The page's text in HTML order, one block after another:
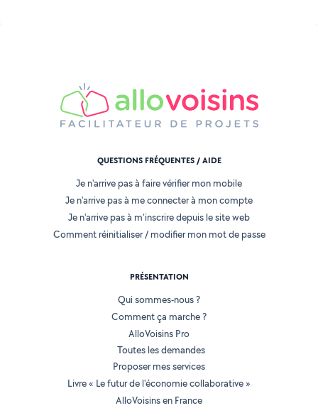
QUESTIONS FRÉQUENTES / AIDE
Je n'arrive pas à faire vérifier mon mobile
Je n'arrive pas à me connecter à mon compte
Je n'arrive pas à m'inscrire depuis le site web
Comment réinitialiser / modifier mon mot de passe
PRÉSENTATION
Qui sommes-nous ?
Comment ça marche ?
AlloVoisins Pro
Toutes les demandes
Proposer mes services
Livre « Le futur de l'économie collaborative »
AlloVoisins en France